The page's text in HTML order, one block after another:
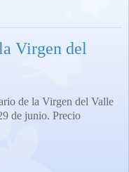
Virgen del
de la Virgen del Valle
de junio. Precio